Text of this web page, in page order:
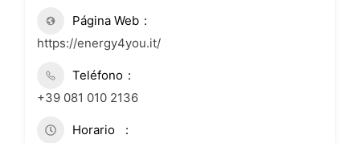
Página Web
https://energy4you.it/
Teléfono
+39 081 010 2136
Horario